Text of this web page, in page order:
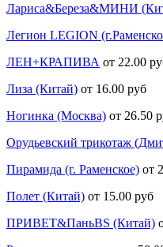
Лариса&Береза&МИНИ
Легион LEGION
ЛЕН+КРАПИВА от 22.00
Лиза (Китай) от 16.00 руб
Ногинка (Москва) от 26.50
Орудьевский трикотаж
Пирамида (г. Раменское) от
Полет (Китай) от 15.00 руб
ПРИВЕТ&ПаньBS (Китай)